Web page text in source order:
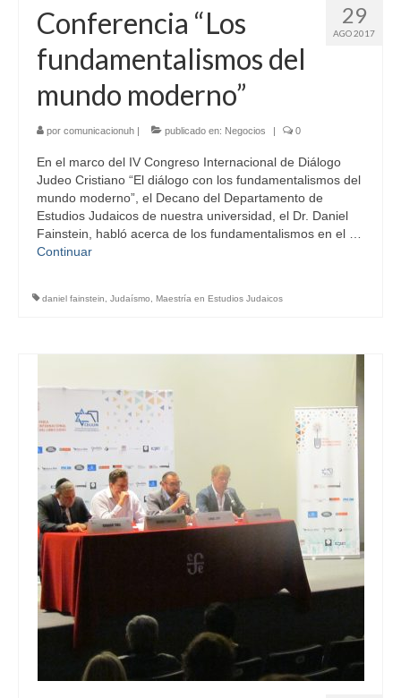
29
AGO 2017
Conferencia “Los
fundamentalismos del
mundo moderno”
por comunicacionuh | publicado en: Negocios | 0
En el marco del IV Congreso Internacional de Diálogo
Judeo Cristiano “El diálogo con los fundamentalismos del
mundo moderno”, el Decano del Departamento de
Estudios Judaicos de nuestra universidad, el Dr. Daniel
Fainstein, habló acerca de los fundamentalismos en el …
Continuar
daniel fainstein Judaísmo Maestría en Estudios Judaicos